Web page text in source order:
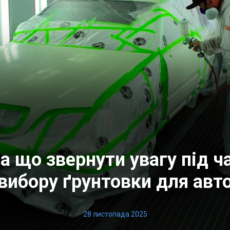
що звернути увагу під
ґрунтовки для
28 листопада 2025